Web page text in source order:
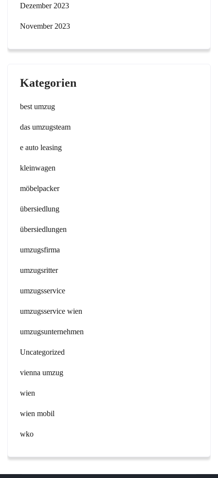
Dezember 2023
November 2023
Kategorien
best umzug
das umzugsteam
e auto leasing
kleinwagen
möbelpacker
übersiedlung
übersiedlungen
umzugsfirma
umzugsritter
umzugsservice
umzugsservice wien
umzugsunternehmen
Uncategorized
vienna umzug
wien
wien mobil
wko